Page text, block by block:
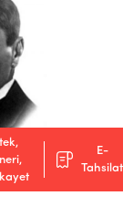
E-
Tahsilat